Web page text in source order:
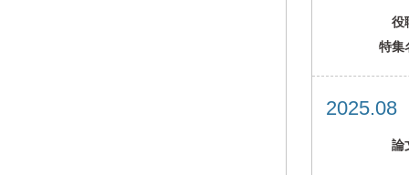
役
特集
論